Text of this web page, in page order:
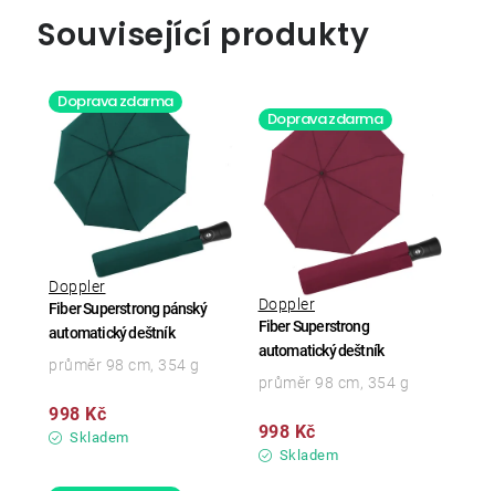
Související produkty
Doprava zdarma
Fiber Superstrong pánský
automatický deštník
Doppler
Skladem
998 Kč
průměr 98 cm, 354 g
Doprava zdarma
Fiber Superstrong
automatický deštník
Doppler
Skladem
998 Kč
průměr 98 cm, 354 g